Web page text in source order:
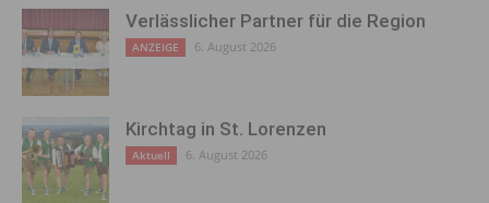
Verlässlicher Partner für die Region
ANZEIGE 6. August 2026
Kirchtag in St. Lorenzen
Aktuell 6. August 2026